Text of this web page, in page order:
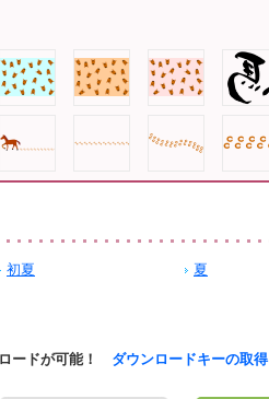
初夏
夏
ードが可能！ ダウンロードキーの取得